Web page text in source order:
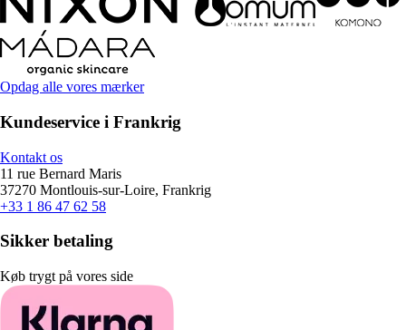
Opdag alle vores mærker
Kundeservice i Frankrig
Kontakt os
11 rue Bernard Maris
37270 Montlouis-sur-Loire, Frankrig
+33 1 86 47 62 58
Sikker betaling
Køb trygt på vores side